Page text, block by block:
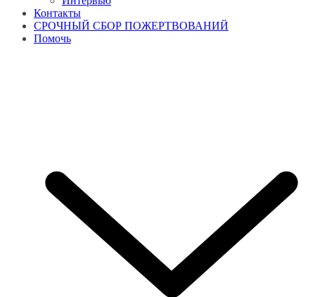
Контакты
СРОЧНЫЙ СБОР ПОЖЕРТВОВАНИЙ
Помочь